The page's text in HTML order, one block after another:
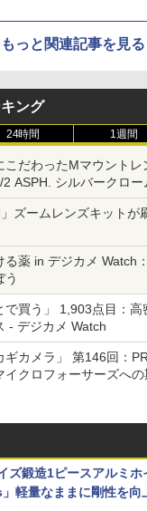
もっと関連記事を見る
ング
24時間 1週間
こだわったMマウント
ASPH. シルバークロー
」ズームレンズキット
る薬 in デジカメ Watch
う
で買う」 1,903点目：
- デジカメ Watch
ギカメラ」 第146回：
イクロフォーサーズへ
ズ鍛造1ピースアルミ
軽量なままに剛性を向